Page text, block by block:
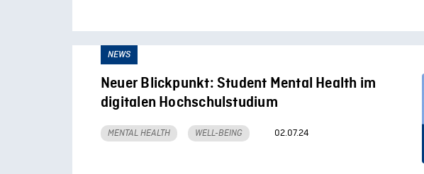
NEWS
Neuer Blickpunkt: Student Mental Health im
digitalen Hochschulstudium
MENTAL HEALTH WELL-BEING 02.07.24